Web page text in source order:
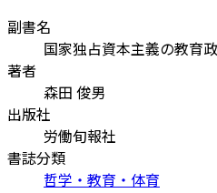
副書名
国家独占資本主義の教育
著者
森田 俊男
出版社
労働旬報社
書誌分類
哲学・教育・体育